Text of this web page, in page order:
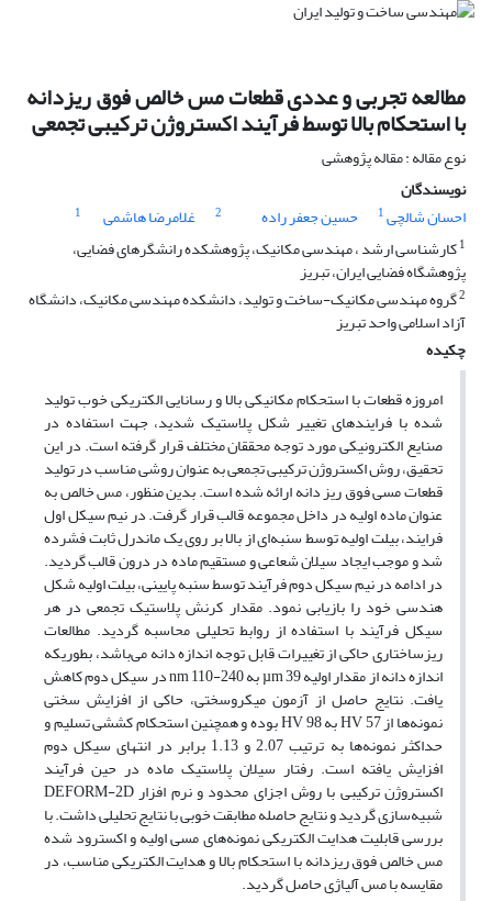
مطالعه تجربی و عددی قطعات مس خالص فوق ریزدانه
با استحکام بالا توسط فرآیند اکستروژن ترکیبی تجمعی
نوع مقاله : مقاله پژوهشی
نویسندگان
احسان شالچی1 حسین جعفر راده 2 غلامرضا هاشمی
1
1کارشناسی ارشد ، مهندسی مکانیک، پژوهشکده رانشگرهای فضایی،
پژوهشگاه فضایی ایران، تبریز
2گروه مهندسی مکانیک-ساخت و تولید، دانشکده مهندسی مکانیک، دانشگاه
آزاد اسلامی واحد تبریز
چکیده
امروزه قطعات با استحکام مکانیکی بالا و رسانایی الکتریکی خوب تولید
شده با فرایندهای تغییر شکل پلاستیک شدید، جهت استفاده در
صنایع الکترونیکی مورد توجه محققان مختلف قرار گرفته است. در این
تحقیق، روش اکستروژن ترکیبی تجمعی به عنوان روشی مناسب در تولید
قطعات مسی فوق ریز دانه ارائه شده است. بدین منظور، مس خالص به
عنوان ماده اولیه در داخل مجموعه قالب قرار گرفت. در نیم سیکل اول
فرایند، بیلت اولیه توسط سنبه‌ای از بالا بر روی یک ماندرل ثابت فشرده
شد و موجب ایجاد سیلان شعاعی و مستقیم ماده در درون قالب گردید.
در ادامه در نیم سیکل دوم فرآیند توسط سنبه پایینی، بیلت اولیه شکل
هندسی خود را بازیابی نمود. مقدار کرنش پلاستیک تجمعی در هر
سیکل فرآیند با استفاده از روابط تحلیلی محاسبه گردید. مطالعات
ریز‌ساختاری حاکی از تغییرات قابل توجه اندازه دانه می‌باشد، بطوریکه
اندازه دانه از مقدار اولیه µm 39 به nm 110-240 در سیکل دوم کاهش
یافت. نتایج حاصل از آزمون میکرو‌سختی، حاکی از افزایش سختی
نمونه‌ها از HV 57 به HV 98 بوده و همچنین استحکام کششی تسلیم و
حداکثر نمونه‌ها به ترتیب 2.07 و 1.13 برابر در انتهای سیکل دوم
افزایش یافته است. رفتار سیلان پلاستیک ماده در حین فرآیند
اکستروژن ترکیبی با روش اجزای محدود و نرم افزار DEFORM-2D
شبیه‌سازی گردید و نتایج حاصله مطابقت خوبی با نتایج تحلیلی داشت. با
بررسی قابلیت هدایت الکتریکی نمونه‌های مسی اولیه و اکسترود شده
مس خالص فوق ریز‌دانه با استحکام بالا و هدایت الکتریکی مناسب، در
مقایسه با مس آلیاژی حاصل گردید.